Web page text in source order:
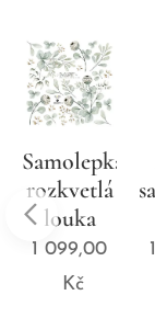
Samolepka
rozkvetlá
louka
1 099,00
Kč